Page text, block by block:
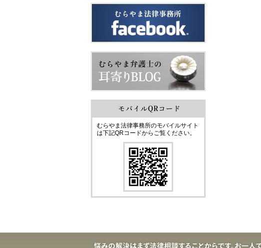
むらやま法律事務所のモバイルサイト
は下記QRコードからご覧ください。